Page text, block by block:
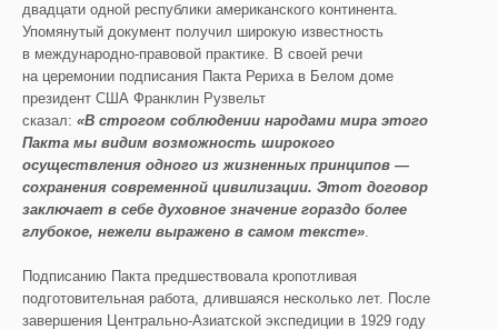
двадцати одной республики американского континента.
Упомянутый документ получил широкую известность
в международно-правовой практике. В своей речи
на церемонии подписания Пакта Рериха в Белом доме
президент США Франклин Рузвельт
сказал: «В строгом соблюдении народами мира этого
Пакта мы видим возможность широкого
осуществления одного из жизненных принципов —
сохранения современной цивилизации. Этот договор
заключает в себе духовное значение гораздо более
глубокое, нежели выражено в самом тексте».
Подписанию Пакта предшествовала кропотливая
подготовительная работа, длившаяся несколько лет. После
завершения Центрально-Азиатской экспедиции в 1929 году